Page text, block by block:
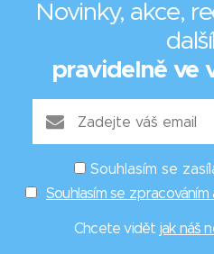
Novinky, akce,
pravidelně ve
Souhlasím se
Souhlasím se
Chcete vidět jak náš